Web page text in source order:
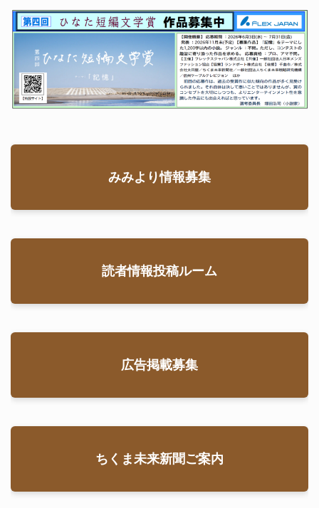
みみより情報募集
読者情報投稿ルーム
広告掲載募集
ちくま未来新聞ご案内